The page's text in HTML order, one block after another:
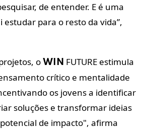
de entender. E é uma
estudar para o resto da vida”,
o WIN FUTURE estimula
crítico e mentalidade
os jovens a identificar
soluções e transformar ideias
de impacto", afirma